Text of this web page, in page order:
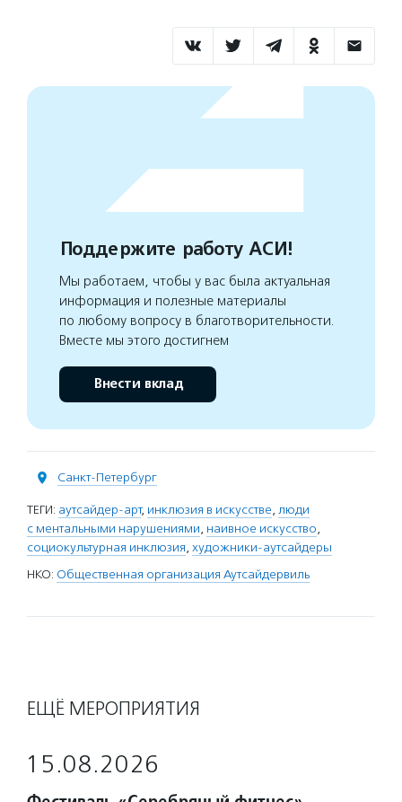
Поддержите работу АСИ!
Мы работаем, чтобы у вас была актуальная
информация и полезные материалы
по любому вопросу в благотворительности.
Вместе мы этого достигнем
Внести вклад
Санкт-Петербург
ТЕГИ: аутсайдер-арт, инклюзия в искусстве, люди
с ментальными нарушениями, наивное искусство,
социокультурная инклюзия, художники-аутсайдеры
НКО: Общественная организация Аутсайдервиль
ЕЩЁ МЕРОПРИЯТИЯ
15.08.2026